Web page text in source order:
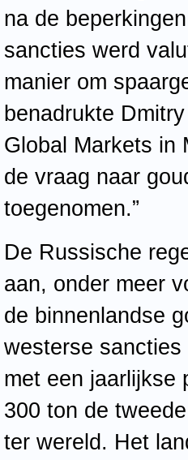
na de
sancties werd
manier om
benadrukte
Global Markets in
de vraag naar
toegenomen.”
De Russische
aan, onder meer
de binnenlandse
westerse
met een jaarlijkse
300 ton de
ter wereld. Het